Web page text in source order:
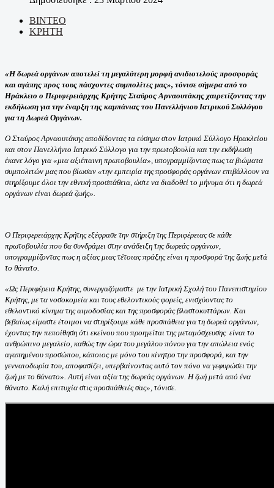
ΒΙΝΤΕΟ
ΚΡΗΤΗ
«Η δωρεά οργάνων αποτελεί τη μεγαλύτερη μορφή ανιδιοτελούς προσφοράς
και αγάπης προς τους πάσχοντες συμπολίτες μας», τόνισε σήμερα από το
Ηράκλειο ο Περιφερειάρχης Κρήτης Σταύρος Αρναουτάκης χαιρετίζοντας την
εκδήλωση για την έναρξη της καμπάνιας του Πανελλήνιου Ιατρικού Συλλόγου
για τη Δωρεά Οργάνων.
Ο Σταύρος Αρναουτάκης αποδίδοντας τα εύσημα στον Ιατρικό Σύλλογο Ηρακλείου
και στον Πανελλήνιο Ιατρικό Σύλλογο για την πρωτοβουλία και την εκδήλωση
έκανε λόγο για «μια αξιέπαινη πρωτοβουλία», υπογραμμίζοντας πως τα βιώματα
συμπολιτών μας που βίωσαν «την εμπειρία της προσφοράς οργάνων επιβάλλουν να
στηρίξουμε όλοι την εθνική προσπάθεια, ώστε να διαδοθεί το μήνυμα ότι η δωρεά
οργάνων είναι δωρεά ζωής».
Ο Περιφερειάρχης Κρήτης εξέφρασε την στήριξη της Περιφέρειας σε κάθε
πρωτοβουλία που θα συνδράμει στην ανάδειξη της δωρεάς οργάνων,
υπογραμμίζοντας πως η αξίας μιας τέτοιας πράξης είναι η προσφορά της ζωής μετά
το θάνατο.
«Ως Περιφέρεια Κρήτης, συνεργαζόμαστε με την Ιατρική Σχολή του Πανεπιστημίου
Κρήτης, με τα νοσοκομεία και τους εθελοντικούς φορείς, ενισχύοντας το
εθελοντικό κίνημα της αιμοδοσίας και της προσφοράς βλαστοκυττάρων. Και
βεβαίως είμαστε έτοιμοι να στηρίξουμε κάθε προσπάθεια για τη δωρεά οργάνων,
έχοντας την πεποίθηση ότι εκείνου που προηγείται της μεταμόσχευσης είναι το
ανθρώπινο μεγαλείο, καθώς την ώρα του μεγάλου πόνου για την απώλεια ενός
αγαπημένου προσώπου, κάποιος με μόνο του κίνητρο την προσφορά, και την
γενναιοδωρία του, αποφασίζει, υπερβαίνοντας αυτό τον πόνο να γεφυρώσει την
ζωή με το θάνατο». Αυτή είναι αξία της δωρεάς οργάνων. Η ζωή μετά από ένα
θάνατο. Καλή επιτυχία στις προσπάθειές σας», τόνισε.